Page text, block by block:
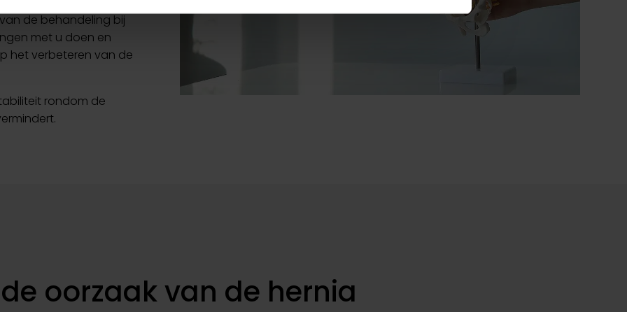
de behandeling bij
met u doen en
het verbeteren van de
rondom de
oorzaak van de hernia